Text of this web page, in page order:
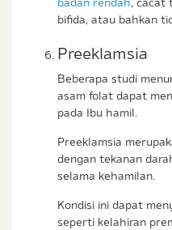
bifida, atau bahkan
Preeklamsia
Beberapa studi
asam folat dapat
pada Ibu hamil.
Preeklamsia
dengan tekanan
selama kehamilan.
Kondisi ini dapat
seperti kelahiran